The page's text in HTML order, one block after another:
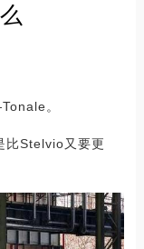
。
比Stelvio又要更